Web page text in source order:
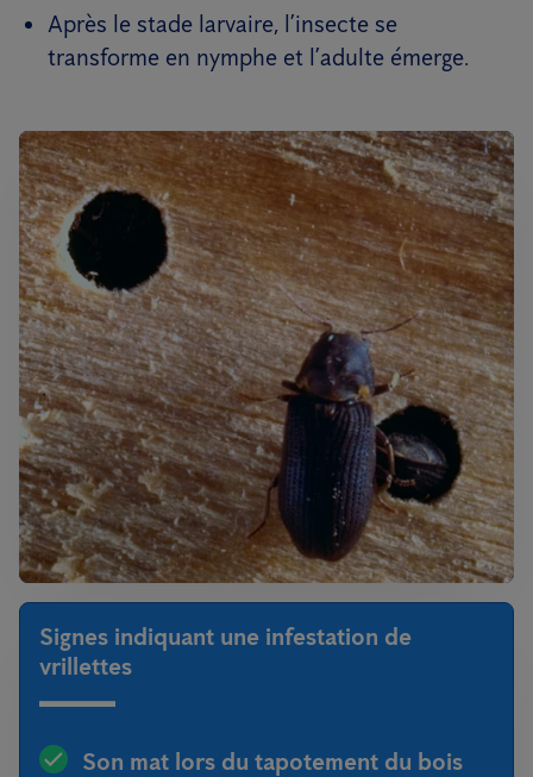
Après le stade larvaire, l’insecte se
transforme en nymphe et l’adulte émerge.
Signes indiquant une infestation de
vrillettes
Son mat lors du tapotement du bois